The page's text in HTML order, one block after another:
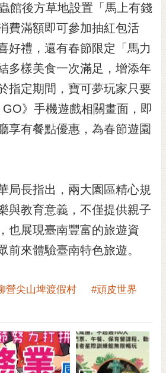
館後方草地設置「馬上有錢
費滿額即可參加抽紅包活
好禮，還有春節限定「馬力
多樣美食一次滿足，增添年
指定期間，寶可夢玩家只要
》手機遊戲相關畫面，即
享有餐點優惠，為春節遊園
局長指出，兩大園區精心規
與教育意義，不僅提供親子
也展現臺南豐富的旅遊資
前來體驗臺南特色旅遊。
營尖山埤渡假村 #頑皮世界